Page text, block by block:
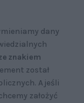
dany
znakiem
został
A jeśli
założyć